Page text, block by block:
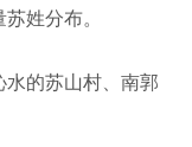
姓分布。
的苏山村、南郭